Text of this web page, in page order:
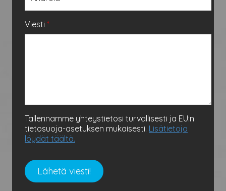
Viesti *
Tallennamme yhteystietosi turvallisesti ja EU:n
tietosuoja-asetuksen mukaisesti. Lisätietoja
löydät täältä.